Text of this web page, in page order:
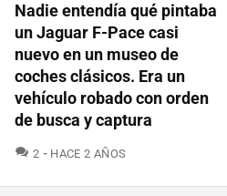
Nadie entendía qué pintaba
un Jaguar F-Pace casi
nuevo en un museo de
coches clásicos. Era un
vehículo robado con orden
de busca y captura
2 COMENTARIOS
HACE 2 AÑOS